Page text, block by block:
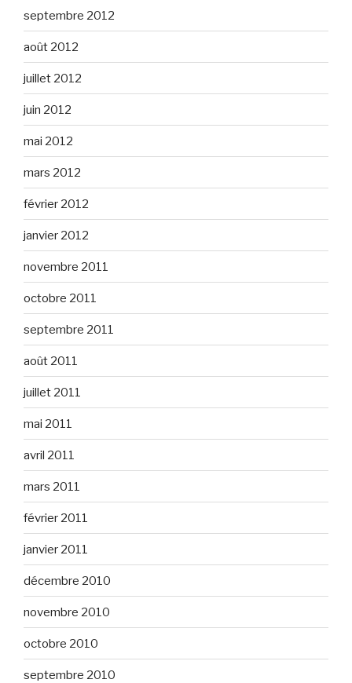
septembre 2012
août 2012
juillet 2012
juin 2012
mai 2012
mars 2012
février 2012
janvier 2012
novembre 2011
octobre 2011
septembre 2011
août 2011
juillet 2011
mai 2011
avril 2011
mars 2011
février 2011
janvier 2011
décembre 2010
novembre 2010
octobre 2010
septembre 2010